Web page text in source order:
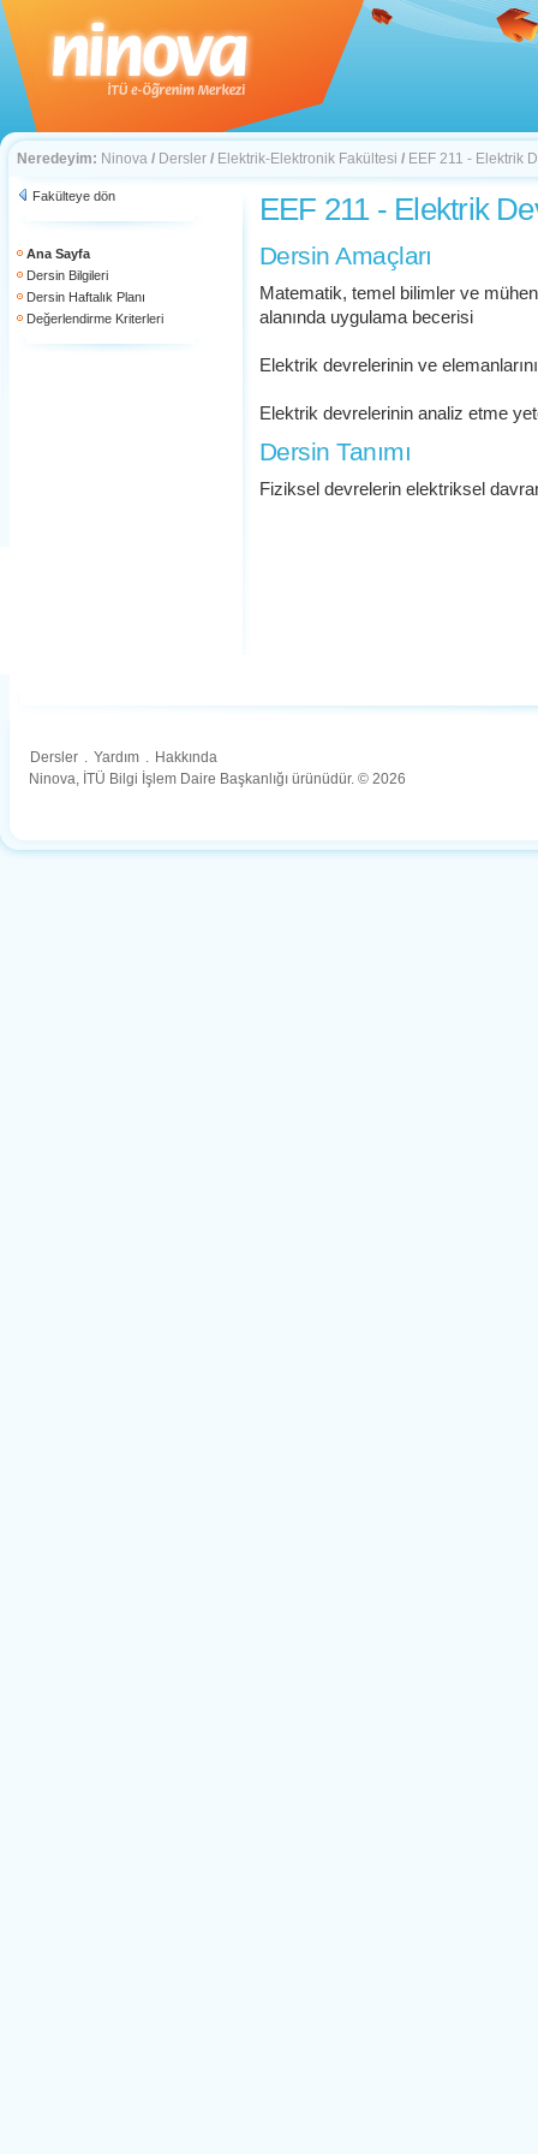
Neredeyim: Ninova / Dersler / Elektrik-Elektronik Fakültesi / EEF 211 - Elektrik
Fakülteye dön
Ana Sayfa
Dersin Bilgileri
Dersin Haftalık Planı
Değerlendirme Kriterleri
EEF 211 - Elektrik
Dersin Amaçları
Matematik, temel bilimler ve
alanında uygulama becerisi
Elektrik devrelerinin ve
Elektrik devrelerinin analiz etme
Dersin Tanımı
Fiziksel devrelerin elektriksel
Dersler . Yardım . Hakkında
Ninova, İTÜ Bilgi İşlem Daire Başkanlığı ürünüdür. © 2026